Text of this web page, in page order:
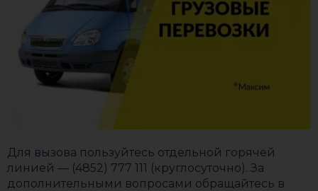
Для вызова пользуйтесь отдельной горячей
линией — (4852) 777 111 (круглосуточно). За
дополнительными вопросами обращайтесь в